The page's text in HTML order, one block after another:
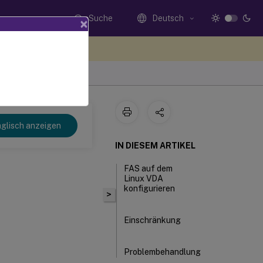
Suche Deutsch
anzeigen
>
IN DIESEM ARTIKEL
FAS auf dem
Linux VDA
konfigurieren
Einschränkung
Problembehandlung
×